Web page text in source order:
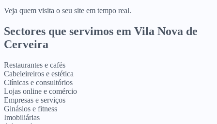
Veja quem visita o seu site em tempo real.
Sectores que servimos em Vila Nova de
Cerveira
Restaurantes e cafés
Cabeleireiros e estética
Clínicas e consultórios
Lojas online e comércio
Empresas e serviços
Ginásios e fitness
Imobiliárias